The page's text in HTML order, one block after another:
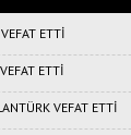
ETTİ
ETTİ
VEFAT ETTİ